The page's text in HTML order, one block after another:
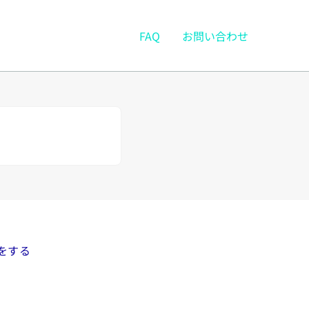
FAQ お問い合わせ
する